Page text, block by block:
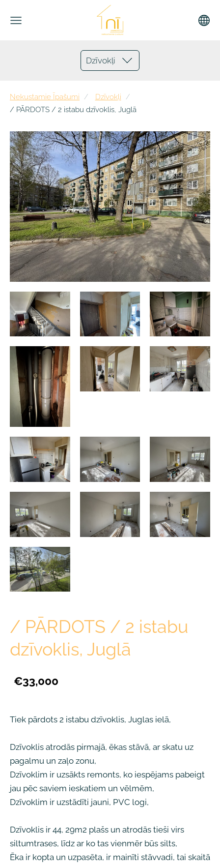
Dzīvokļi
Nekustamie Īpašumi
Dzīvokļi
/ PĀRDOTS / 2 istabu dzīvoklis, Juglā
/ PĀRDOTS / 2 istabu
dzīvoklis, Juglā
€33,000
Tiek pārdots 2 istabu dzīvoklis, Juglas ielā,
Dzīvoklis atrodās pirmajā, ēkas stāvā, ar skatu uz
pagalmu un zaļo zonu,
Dzīvoklim ir uzsākts remonts, ko iespējams pabeigt
jau pēc saviem ieskatiem un vēlmēm,
Dzīvoklim ir uzstādīti jauni, PVC logi,
Dzīvoklis ir 44, 29m2 plašs un atrodās tieši virs
siltumtrases, līdz ar ko tas vienmēr būs silts,
Ēka ir kopta un uzpasēta, ir mainīti stāvvadi, tai skaitā